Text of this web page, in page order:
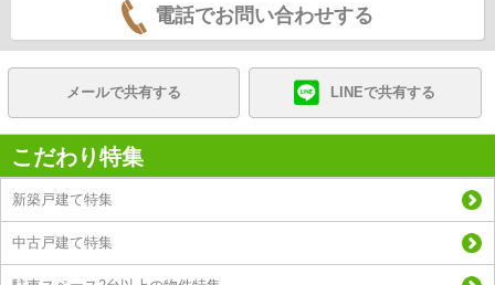
電話でお問い合わせする
メールで共有する LINEで共有する
こだわり特集
新築戸建て特集
中古戸建て特集